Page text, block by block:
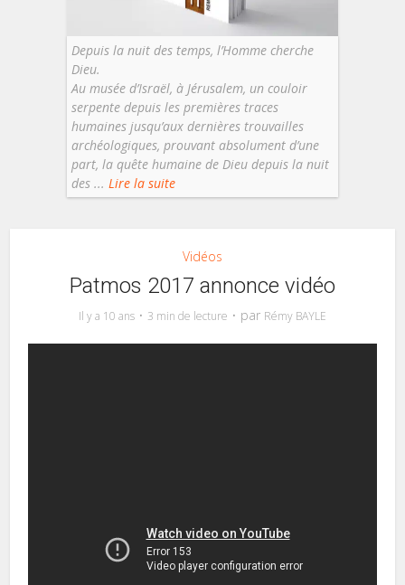
Depuis la nuit des temps, l’Homme cherche
Dieu.
Au musée d’Israël, à Jérusalem, un couloir
serpente depuis les premières traces
humaines jusqu’aux dernières trouvailles
archéologiques, prouvant absolument d’une
part, la quête humaine de Dieu depuis la nuit
des ... Lire la suite
Vidéos
Patmos 2017 annonce vidéo
Il y a 10 ans 3 min de lecture par Rémy BAYLE